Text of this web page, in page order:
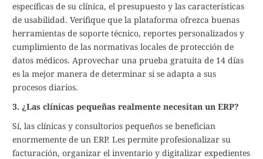
específicas de su clínica, el presupuesto y las características
de usabilidad. Verifique que la plataforma ofrezca buenas
herramientas de soporte técnico, reportes personalizados y
cumplimiento de las normativas locales de protección de
datos médicos. Aprovechar una prueba gratuita de 14 días
es la mejor manera de determinar si se adapta a sus
procesos diarios.
3. ¿Las clínicas pequeñas realmente necesitan un ERP?
Sí, las clínicas y consultorios pequeños se benefician
enormemente de un ERP. Les permite profesionalizar su
facturación, organizar el inventario y digitalizar expedientes